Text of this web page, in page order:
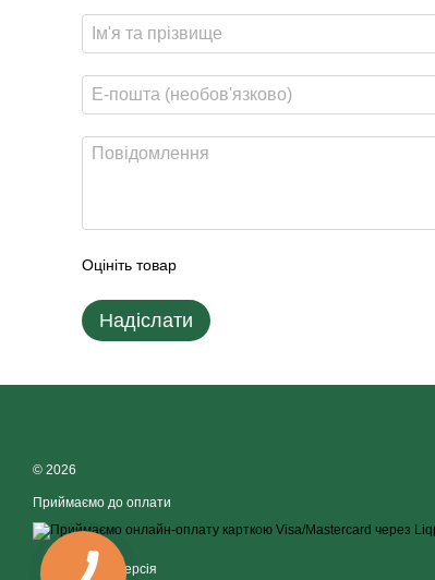
Оцініть товар
Надіслати
© 2026
Приймаємо до оплати
Мобільна версія